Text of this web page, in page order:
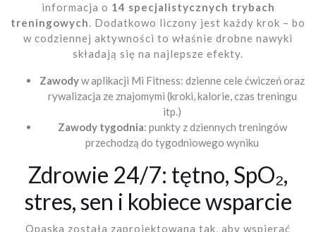
informacja o 14 specjalistycznych trybach
treningowych. Dodatkowo liczony jest każdy krok – bo
w codziennej aktywności to właśnie drobne nawyki
składają się na najlepsze efekty.
Zawodyw aplikacji Mi Fitness: dzienne cele ćwiczeń oraz
rywalizacja ze znajomymi (kroki, kalorie, czas treningu
itp.)
Zawody tygodnia: punkty z dziennych treningów
przechodzą do tygodniowego wyniku
Zdrowie 24/7: tętno, SpO₂,
stres, sen i kobiece wsparcie
Opaska została zaprojektowana tak, aby wspierać